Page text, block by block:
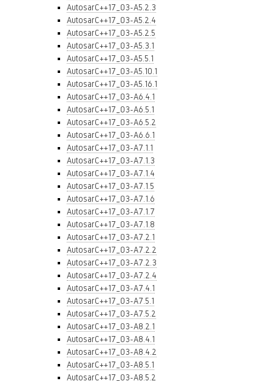
AutosarC++17_03-A5.2.3
AutosarC++17_03-A5.2.4
AutosarC++17_03-A5.2.5
AutosarC++17_03-A5.3.1
AutosarC++17_03-A5.5.1
AutosarC++17_03-A5.10.1
AutosarC++17_03-A5.16.1
AutosarC++17_03-A6.4.1
AutosarC++17_03-A6.5.1
AutosarC++17_03-A6.5.2
AutosarC++17_03-A6.6.1
AutosarC++17_03-A7.1.1
AutosarC++17_03-A7.1.3
AutosarC++17_03-A7.1.4
AutosarC++17_03-A7.1.5
AutosarC++17_03-A7.1.6
AutosarC++17_03-A7.1.7
AutosarC++17_03-A7.1.8
AutosarC++17_03-A7.2.1
AutosarC++17_03-A7.2.2
AutosarC++17_03-A7.2.3
AutosarC++17_03-A7.2.4
AutosarC++17_03-A7.4.1
AutosarC++17_03-A7.5.1
AutosarC++17_03-A7.5.2
AutosarC++17_03-A8.2.1
AutosarC++17_03-A8.4.1
AutosarC++17_03-A8.4.2
AutosarC++17_03-A8.5.1
AutosarC++17_03-A8.5.2